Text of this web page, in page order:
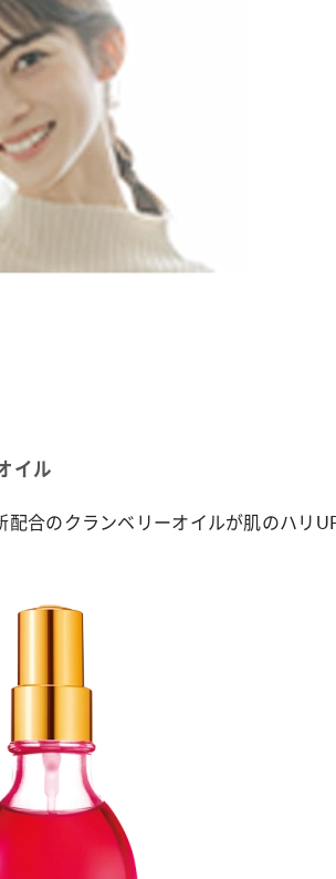
イル
合のクランベリーオイルが肌のハリ